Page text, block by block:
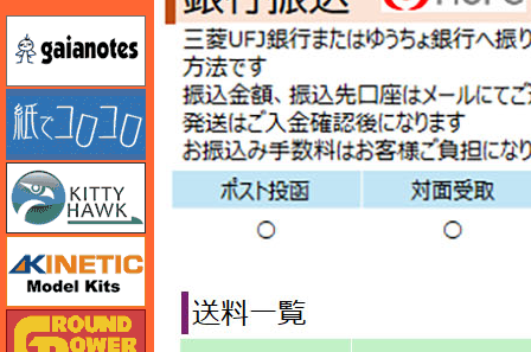
ガイアノーツ
紙でコロコロ
キティホーク
ガリレオ出版 グランドパワー